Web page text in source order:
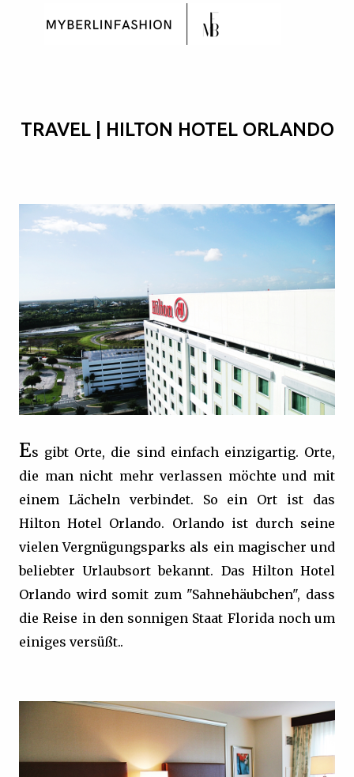
Skip to main content
TRAVEL | HILTON HOTEL ORLANDO
Es gibt Orte, die sind einfach einzigartig. Orte,
die man nicht mehr verlassen möchte und mit
einem Lächeln verbindet. So ein Ort ist das
Hilton Hotel Orlando. Orlando ist durch seine
vielen Vergnügungsparks als ein magischer und
beliebter Urlaubsort bekannt. Das Hilton Hotel
Orlando wird somit zum "Sahnehäubchen", dass
die Reise in den sonnigen Staat Florida noch um
einiges versüßt..